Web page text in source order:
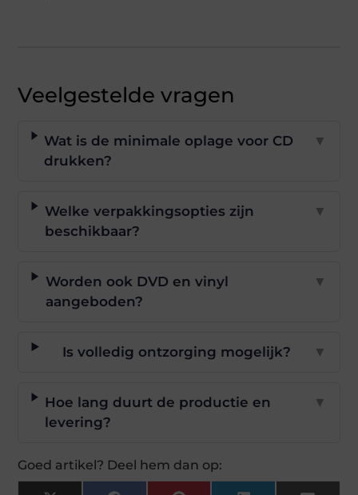
Veelgestelde vragen
Wat is de minimale oplage voor CD
drukken?
▼
Welke verpakkingsopties zijn
beschikbaar?
▼
Worden ook DVD en vinyl
aangeboden?
▼
Is volledig ontzorging mogelijk? ▼
Hoe lang duurt de productie en
levering?
▼
Goed artikel? Deel hem dan op: